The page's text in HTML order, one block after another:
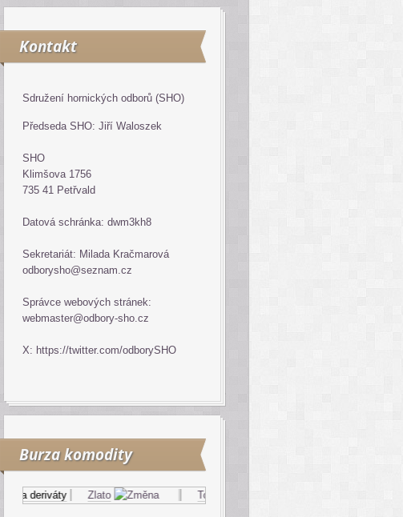
Kontakt
Sdružení hornických odborů (SHO)
Předseda SHO: Jiří Waloszek
SHO
Klimšova 1756
735 41 Petřvald
Datová schránka: dwm3kh8
Sekretariát: Milada Kračmarová
odborysho@seznam.cz
Správce webových stránek:
webmaster@odbory-sho.cz
X: https://twitter.com/odborySHO
Burza komodity
a deriváty Zlato Topný olej